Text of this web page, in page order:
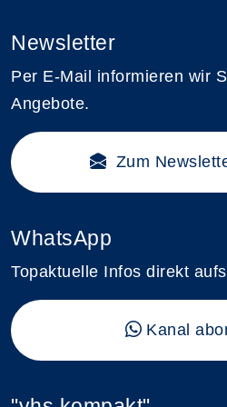
Newsletter
Per E-Mail informieren wir
Angebote.
Zum
WhatsApp
Topaktuelle Infos direkt
Kanal